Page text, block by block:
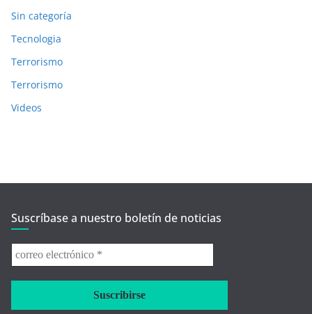
Sin categoría
Tecnologia
Terrorismo
Terrorismo
Videos
Suscríbase a nuestro boletín de noticias